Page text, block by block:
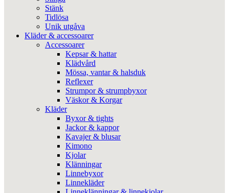
Stänk
Tidlösa
Unik utgåva
Kläder & accessoarer
Accessoarer
Kepsar & hattar
Klädvård
Mössa, vantar & halsduk
Reflexer
Strumpor & strumpbyxor
Väskor & Korgar
Kläder
Byxor & tights
Jackor & kappor
Kavajer & blusar
Kimono
Kjolar
Klänningar
Linnebyxor
Linnekläder